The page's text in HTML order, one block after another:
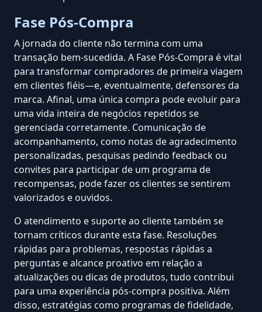
Fase Pós-Compra
A jornada do cliente não termina com uma
transação bem-sucedida. A Fase Pós-Compra é vital
para transformar compradores de primeira viagem
em clientes fiéis—e, eventualmente, defensores da
marca. Afinal, uma única compra pode evoluir para
uma vida inteira de negócios repetidos se
gerenciada corretamente. Comunicação de
acompanhamento, como notas de agradecimento
personalizadas, pesquisas pedindo feedback ou
convites para participar de um programa de
recompensas, pode fazer os clientes se sentirem
valorizados e ouvidos.
O atendimento e suporte ao cliente também se
tornam críticos durante esta fase. Resoluções
rápidas para problemas, respostas rápidas a
perguntas e alcance proativo em relação a
atualizações ou dicas de produtos, tudo contribui
para uma experiência pós-compra positiva. Além
disso, estratégias como programas de fidelidade,